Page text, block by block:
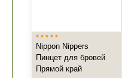
Nippon Nippers
Пинцет для бровей
Прямой край